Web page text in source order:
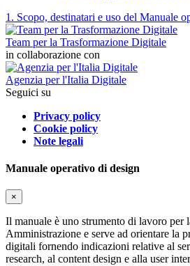
1. Scopo, destinatari e uso del Manuale
Team per la Trasformazione Digitale
in collaborazione con
Agenzia per l'Italia Digitale
Seguici su
Privacy policy
Cookie policy
Note legali
Manuale operativo di design
×
Il manuale è uno strumento di lavoro per
Amministrazione e serve ad orientare la
digitali fornendo indicazioni relative al
research, al content design e alla user